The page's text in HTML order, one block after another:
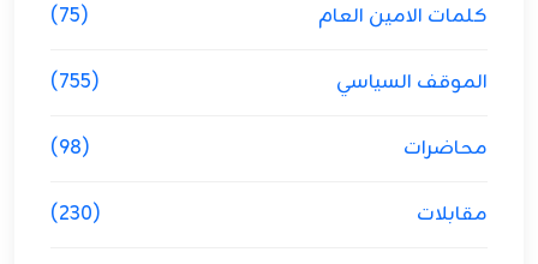
كلمات الامين العام (75)
الموقف السياسي (755)
محاضرات (98)
مقابلات (230)